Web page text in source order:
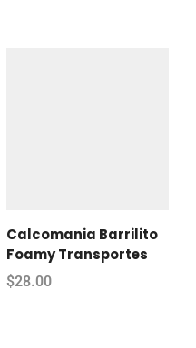
Calcomania Barrilito
Foamy Transportes
$28.00